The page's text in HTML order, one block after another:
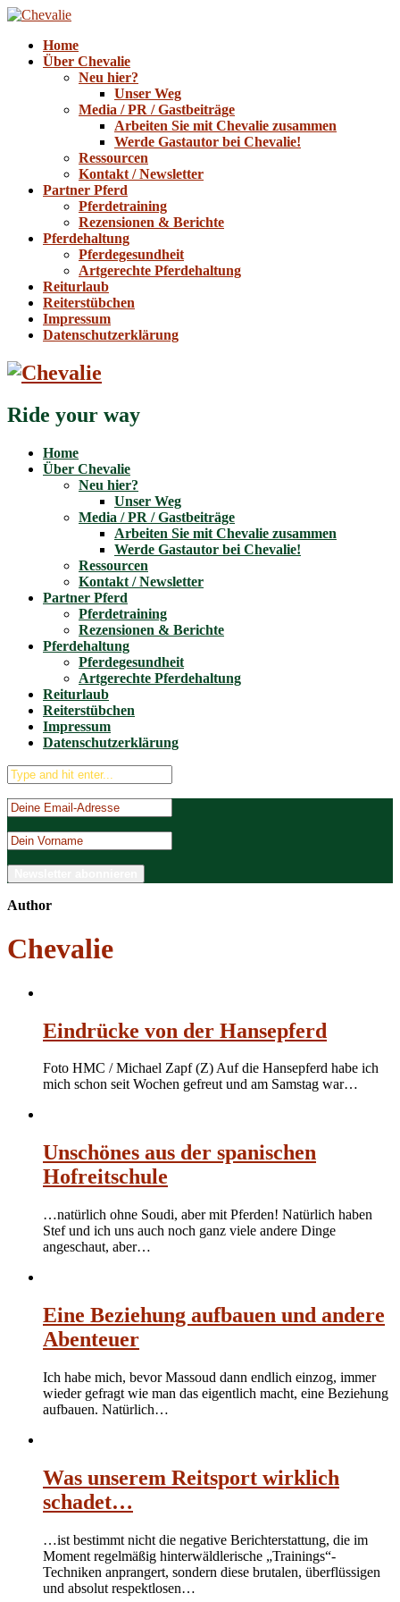
Home
Über Chevalie
Neu hier?
Unser Weg
Media / PR / Gastbeiträge
Arbeiten Sie mit Chevalie zusammen
Werde Gastautor bei Chevalie!
Ressourcen
Kontakt / Newsletter
Partner Pferd
Pferdetraining
Rezensionen & Berichte
Pferdehaltung
Pferdegesundheit
Artgerechte Pferdehaltung
Reiturlaub
Reiterstübchen
Impressum
Datenschutzerklärung
Ride your way
Home
Über Chevalie
Neu hier?
Unser Weg
Media / PR / Gastbeiträge
Arbeiten Sie mit Chevalie zusammen
Werde Gastautor bei Chevalie!
Ressourcen
Kontakt / Newsletter
Partner Pferd
Pferdetraining
Rezensionen & Berichte
Pferdehaltung
Pferdegesundheit
Artgerechte Pferdehaltung
Reiturlaub
Reiterstübchen
Impressum
Datenschutzerklärung
Author
Chevalie
Eindrücke von der Hansepferd
Foto HMC / Michael Zapf (Z) Auf die Hansepferd habe ich
mich schon seit Wochen gefreut und am Samstag war…
Unschönes aus der spanischen
Hofreitschule
…natürlich ohne Soudi, aber mit Pferden! Natürlich haben
Stef und ich uns auch noch ganz viele andere Dinge
angeschaut, aber…
Eine Beziehung aufbauen und andere
Abenteuer
Ich habe mich, bevor Massoud dann endlich einzog, immer
wieder gefragt wie man das eigentlich macht, eine Beziehung
aufbauen. Natürlich…
Was unserem Reitsport wirklich
schadet…
…ist bestimmt nicht die negative Berichterstattung, die im
Moment regelmäßig hinterwäldlerische „Trainings“-
Techniken anprangert, sondern diese brutalen, überflüssigen
und absolut respektlosen…